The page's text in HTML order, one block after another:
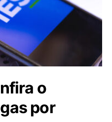
o
por